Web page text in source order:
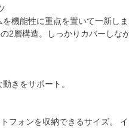
機能性に重点を置いて一新し
2層構造。しっかりカバーしな
きをサポート。
フォンを収納できるサイズ。